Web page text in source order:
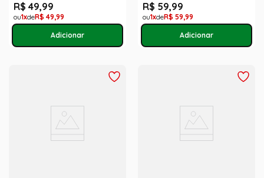
R$ 49,99
1 R$ 49,99
R$ 59,99
1 R$ 59,99